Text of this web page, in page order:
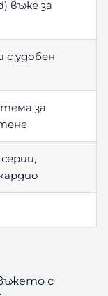
въже за
с удобен
за
с